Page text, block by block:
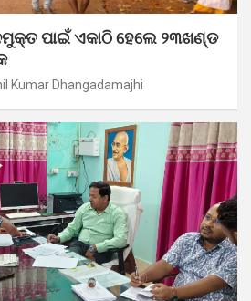
ପାଇଁ ଏକାଠି ହେଲେ ୨୩ଖଣ୍ଡ
Kumar Dhangadamajhi